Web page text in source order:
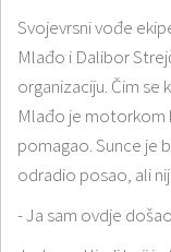
Svojevrsni vođe
Mlađo i Dalibor
organizaciju. Čim se
Mlađo je motorkom
pomagao. Sunce je
odradio posao, ali
- Ja sam ovdje